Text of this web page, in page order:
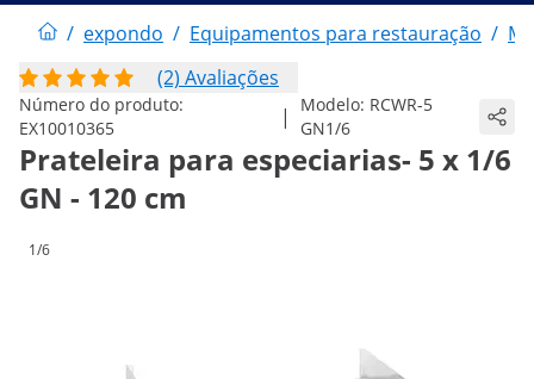
/ expondo / Equipamentos para restauração /
(2) Avaliações
Número do produto:
EX10010365
| Modelo: RCWR-5
GN1/6
Prateleira para especiarias- 5 x 1/6
GN - 120 cm
1/6